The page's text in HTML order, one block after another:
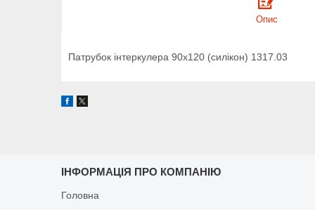
Опис
Патрубок інтеркулера 90х120 (силікон) 1317.03
ІНФОРМАЦІЯ ПРО КОМПАНІЮ
Головна